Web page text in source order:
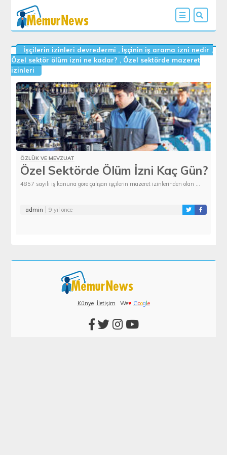
İşçilerin izinleri devredermi , İşçinin iş arama izni nedir ,
Özel sektör ölüm izni ne kadar? , Özel sektörde mazeret
izinleri
ÖZLÜK VE MEVZUAT
Özel Sektörde Ölüm İzni Kaç Gün?
4857 sayılı iş kanuna göre çalışan işçilerin mazeret izinlerinden olan ...
admin 9 yıl önce
Künye İletişim We♥ Goog e